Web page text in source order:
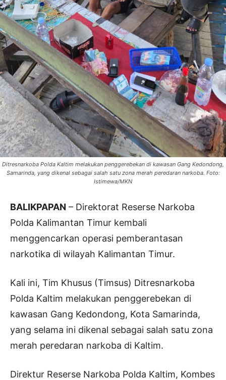
Ditresnarkoba Polda Kaltim melakukan penggerebekan di kawasan Gang Kedondong,
Samarinda, yang dikenal sebagai salah satu zona merah peredaran narkoba. Foto:
Istimewa/MKN
BALIKPAPAN – Direktorat Reserse Narkoba
Polda Kalimantan Timur kembali
menggencarkan operasi pemberantasan
narkotika di wilayah Kalimantan Timur.
Kali ini, Tim Khusus (Timsus) Ditresnarkoba
Polda Kaltim melakukan penggerebekan di
kawasan Gang Kedondong, Kota Samarinda,
yang selama ini dikenal sebagai salah satu zona
merah peredaran narkoba di Kaltim.
Direktur Reserse Narkoba Polda Kaltim, Kombes